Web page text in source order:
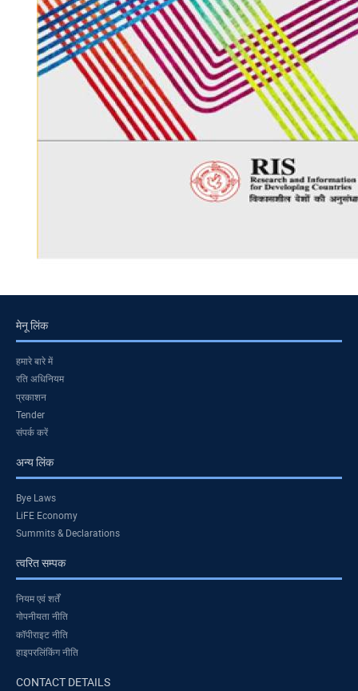
मेनू लिंक
हमारे बारे में
रति अधिनियम
प्रकाशन
Tender
संपर्क करें
अन्य लिंक
Bye Laws
LiFE Economy
Summits & Declarations
त्वरित सम्पक
नियम एवं शर्तें
गोपनीयता नीति
कॉपीराइट नीति
हाइपरलिंकिंग नीति
CONTACT DETAILS